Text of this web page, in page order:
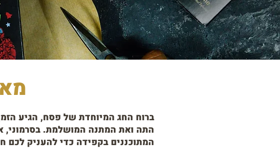
ברוח החג המיוחדת של פסח, הגיע
התה ואת המתנה המושלמת. בסרמוני,
המתוכננים בקפידה כדי להעניק לכם